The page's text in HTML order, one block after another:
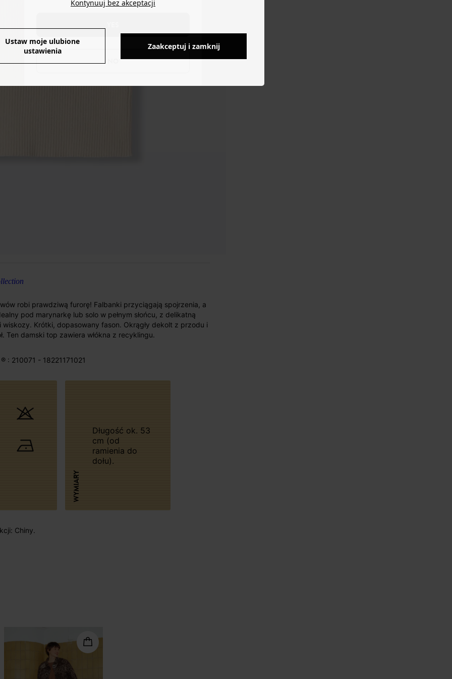
robi prawdziwą furorę! Falbanki przyciągają spojrzenia, a
pod marynarkę lub solo w pełnym słońcu, z delikatną
Krótki, dopasowany fason. Okrągły dekolt z przodu i
Ten damski top zawiera włókna z recyklingu.
: 210071 - 18221171021
WYMIARY
Długość ok. 53
cm (od
ramienia do
dołu).
Chiny.
Kontynuuj bez akceptacji
Ustaw moje ulubione
ustawienia
Zaakceptuj i zamknij